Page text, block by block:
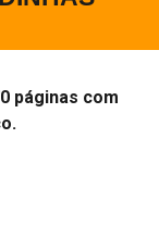
páginas com